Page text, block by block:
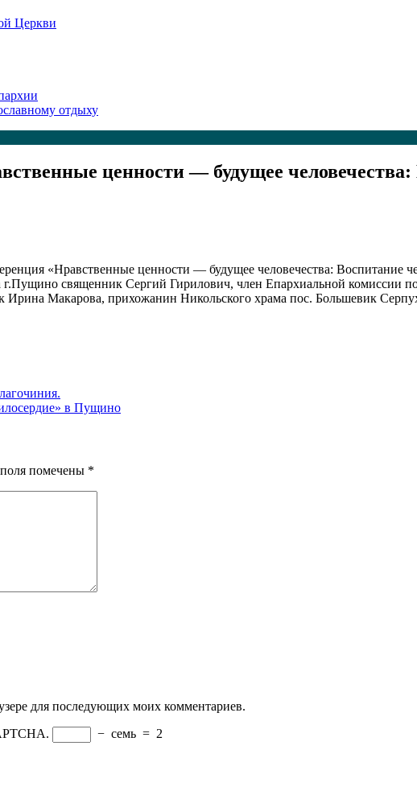
Церкви
отдыху
ценности — будущее человечества:
«Нравственные ценности — будущее человечества: Воспитание
священник Сергий Гирилович, член Епархиальной комиссии
Макарова, прихожанин Никольского храма пос. Большевик
в Пущино
помечены *
для последующих моих комментариев.
− семь = 2